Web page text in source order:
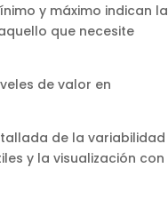
y máximo indican la
que necesite
de valor en
de la variabilidad
y la visualización con